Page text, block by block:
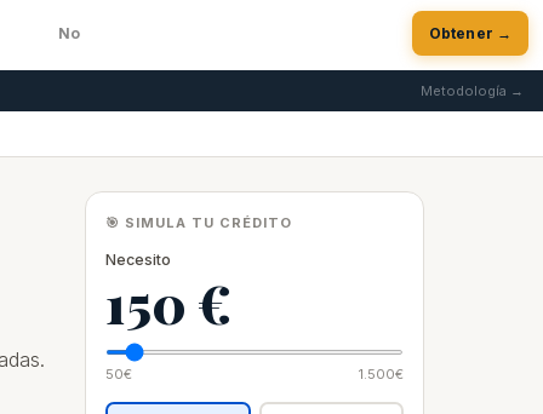
No Obtener →
Metodología →
🎯 SIMULA TU CRÉDITO
Necesito
150 €
50€ 1.500€